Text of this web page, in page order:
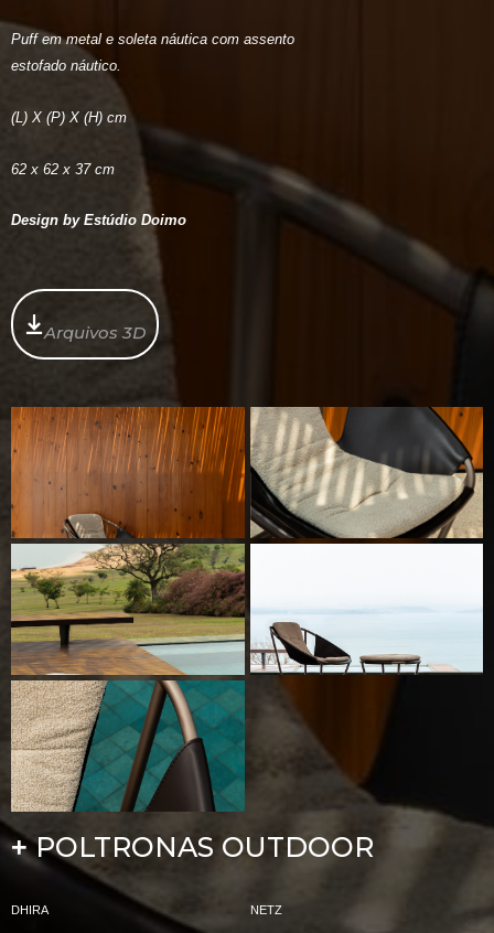
Puff em metal e soleta náutica com assento
estofado náutico.
(L) X (P) X (H) cm
62 x 62 x 37 cm
Design by Estúdio Doimo
Arquivos 3D
+POLTRONAS OUTDOOR
DHIRA NETZ